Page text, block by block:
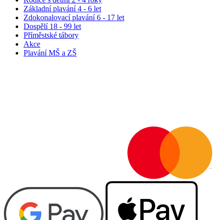
Základní plavání 4 - 6 let
Zdokonalovací plavání 6 - 17 let
Dospělí 18 - 99 let
Příměstské tábory
Akce
Plavání MŠ a ZŠ